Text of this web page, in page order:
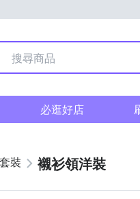
必逛好店
裝 襯衫領洋裝